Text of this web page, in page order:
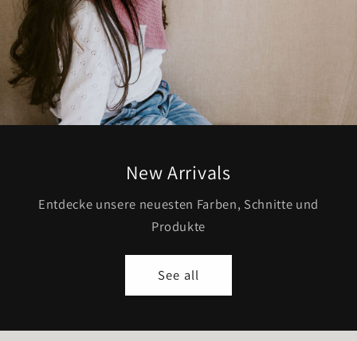
New Arrivals
Entdecke unsere neuesten Farben, Schnitte und
Produkte
See all